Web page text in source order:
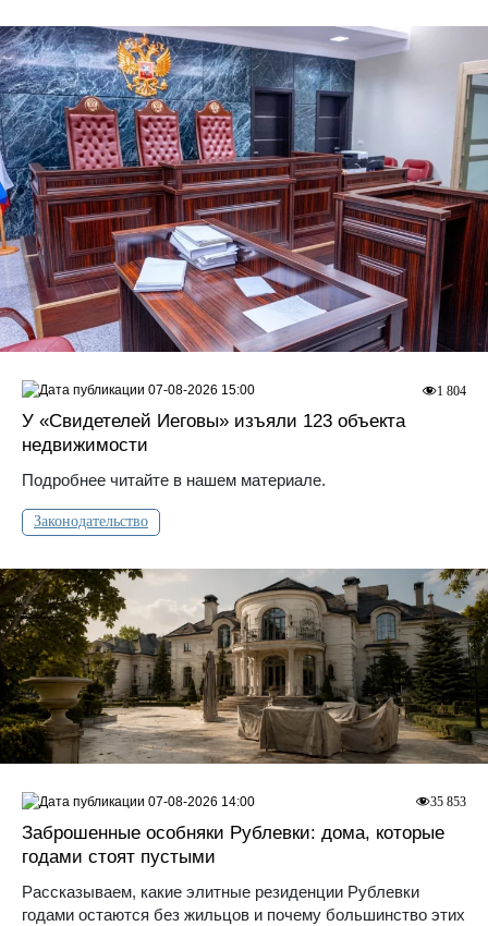
У «Свидетелей Иеговы» изъяли 123 объекта
недвижимости
Подробнее читайте в нашем материале.
Законодательство
1 804
07-08-2026 15:00
Заброшенные особняки Рублевки: дома, которые
годами стоят пустыми
Рассказываем, какие элитные резиденции Рублевки
годами остаются без жильцов и почему большинство этих
35 853
07-08-2026 14:00